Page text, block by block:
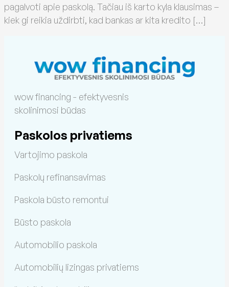
pagalvoti apie paskolą. Tačiau iš karto kyla klausimas –
kiek gi reikia uždirbti, kad bankas ar kita kredito […]
wow financing - efektyvesnis
skolinimosi būdas
Paskolos privatiems
Vartojimo paskola
Paskolų refinansavimas
Paskola būsto remontui
Būsto paskola
Automobilio paskola
Automobilių lizingas privatiems